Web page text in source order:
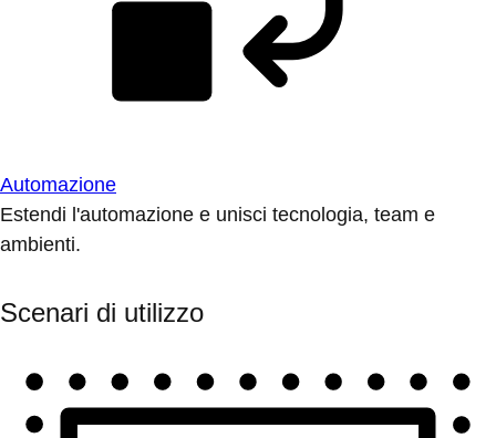
Automazione
Estendi l'automazione e unisci tecnologia, team e
ambienti.
Scenari di utilizzo